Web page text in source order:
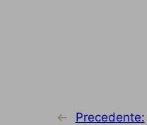
←
Precedente: